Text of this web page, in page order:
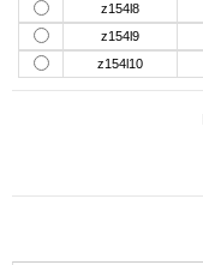
z154l8
z154l9
z154l10